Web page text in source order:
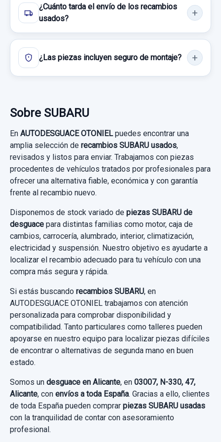
Consultar por whatsapp
PILOTO TRASERO IZQUIERDO 22060228
PILOTO TRASERO IZQUIERDO 22060228
usado.
SUBARU OUTBACK (B15) EXECUTIVE PLUS
S AWD
Garantía 1 año
Ref:984013 OEM:22060228
101,64 €
Sin IVA, gastos de envío no incluidos.
Consultar por whatsapp
CERRADURA PUERTA TRASERA DERECHA...
usado.
SUBARU OUTBACK (B15) EXECUTIVE PLUS
49,58 €
Sin IVA, gastos de envío no incluidos.
Consultar por whatsapp
CERRADURA PUERTA TRASERA IZQUIERDA
T6014320
CERRADURA PUERTA TRASERA
IZQUIERDA... usado.
SUBARU OUTBACK (B15) EXECUTIVE PLUS
MANGUETA DELANTERA IZQUIERDA
MANGUETA DELANTERA IZQUIERDA...
SUBARU OUTBACK (B15) EXECUTIVE PLUS
S AWD
Garantía 1 año
Ref:984035 OEM:
40,49 €
Sin IVA, gastos de envío no incluidos.
Consultar por whatsapp
CUADRO INSTRUMENTOS
CUADRO INSTRUMENTOS usado.
SUBARU OUTBACK (B15) EXECUTIVE PLUS
S AWD
Ref:984005
350,00 €
Sin IVA, gastos de envío no incluidos.
Consultar por whatsapp
JUEGO ASIENTOS COMPLETO CUERO BEIGE
REGULACION ELECTRICA
JUEGO ASIENTOS COMPLETO CUERO
SUBARU OUTBACK (B15) EXECUTIVE PLUS
S AWD
Garantía 1 año
Ref:984023
1.300,00 €
Sin IVA, gastos de envío no incluidos.
Consultar por whatsapp
PUENTE DELANTERO 50527AJ032
PUENTE DELANTERO 50527AJ032 usado.
SUBARU OUTBACK (B15) EXECUTIVE PLUS
Garantía 1 año
Ref:984033 OEM:50527AJ032
300,00 €
Sin IVA, gastos de envío no incluidos.
Consultar por whatsapp
¿Cuánto tarda el envío de los recambios
usados?
¿Las piezas incluyen seguro de montaje?
Sobre SUBARU
En AUTODESGUACE OTONIELpuedes encontrar una
amplia selección de recambios SUBARU usados,
revisados y listos para enviar. Trabajamos con piezas
procedentes de vehículos tratados por profesionales para
ofrecer una alternativa fiable, económica y con garantía
frente al recambio nuevo.
Disponemos de stock variado de piezas SUBARU de
desguace para distintas familias como motor, caja de
cambios, carrocería, alumbrado, interior, climatización,
electricidad y suspensión. Nuestro objetivo es ayudarte a
localizar el recambio adecuado para tu vehículo con una
compra más segura y rápida.
Si estás buscando recambios SUBARU, en
AUTODESGUACE OTONIEL trabajamos con atención
personalizada para comprobar disponibilidad y
compatibilidad. Tanto particulares como talleres pueden
apoyarse en nuestro equipo para localizar piezas difíciles
de encontrar o alternativas de segunda mano en buen
estado.
Somos un desguace en Alicante, en 03007, N-330, 47,
Alicante, con envíos a toda España. Gracias a ello, clientes
de toda España pueden comprar piezas SUBARU usadas
con la tranquilidad de contar con asesoramiento
profesional.